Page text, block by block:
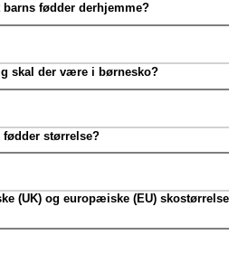
fødder derhjemme?
skal der være i børnesko?
størrelse?
(UK) og europæiske (EU)